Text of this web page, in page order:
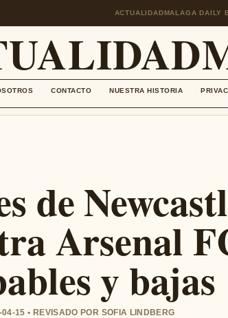
ACTUALIDADMALAGA DAILY
CONTACTO NUESTRA HISTORIA
de
Arsenal
y bajas
15 • REVISADO POR SOFIA LINDBERG